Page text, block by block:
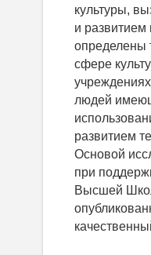
культуры,
и
определены
сфере
людей
развитием
Основой
при
Высшей